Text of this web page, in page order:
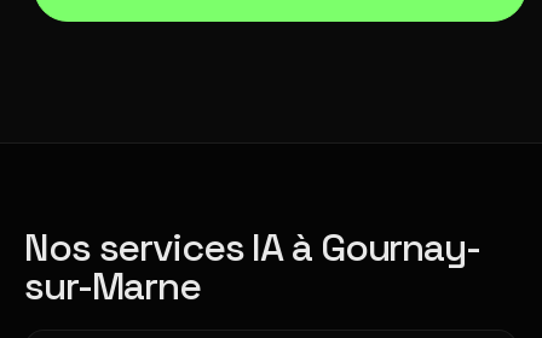
Nos services IA à Gournay-
sur-Marne